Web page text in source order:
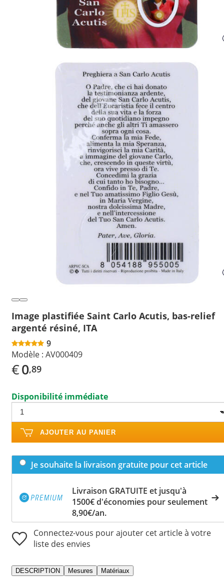
Image plastifiée Saint Carlo Acutis, bas-relief
argenté résiné, ITA
9
Modèle : AV000409
€0,89
Disponibilité immédiate
AJOUTER AU PANIER
Je souhaite la livraison gratuite pour cet article
Livraison GRATUITE et jusqu'à
1500€ d'économies pour seulement
8,90€/an.
Connectez-vous pour ajouter cet article à votre
liste des envies
DESCRIPTION Mesures Matériaux